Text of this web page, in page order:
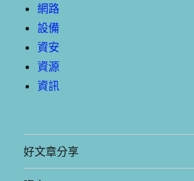
網路
設備
資安
資源
資訊
好文章分享